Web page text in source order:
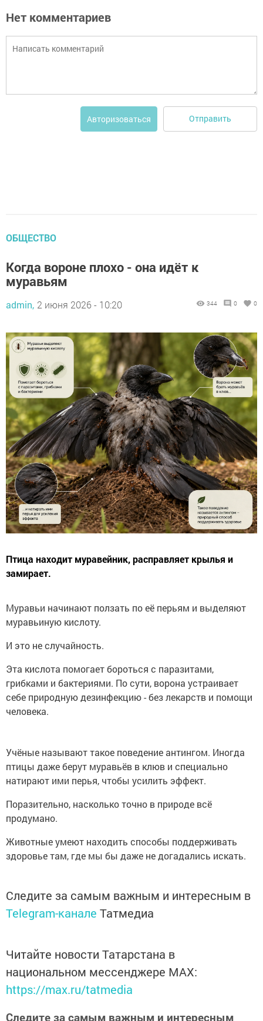
Нет комментариев
Авторизоваться Отправить
ОБЩЕСТВО
Когда вороне плохо - она идёт к
муравьям
admin, 2 июня 2026 - 10:20 344 0 0
Птица находит муравейник, расправляет крылья и
замирает.
Муравьи начинают ползать по её перьям и выделяют
муравьиную кислоту.
И это не случайность.
Эта кислота помогает бороться с паразитами,
грибками и бактериями. По сути, ворона устраивает
себе природную дезинфекцию - без лекарств и помощи
человека.
Учёные называют такое поведение антингом. Иногда
птицы даже берут муравьёв в клюв и специально
натирают ими перья, чтобы усилить эффект.
Поразительно, насколько точно в природе всё
продумано.
Животные умеют находить способы поддерживать
здоровье там, где мы бы даже не догадались искать.
Следите за самым важным и интересным в
Telegram-канале Татмедиа
Читайте новости Татарстана в
национальном мессенджере MАХ:
https://max.ru/tatmedia
Следите за самым важным и интересным